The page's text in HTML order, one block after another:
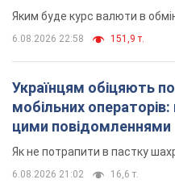
6.08.2026 21:02 16,6 т.
Найдорожчий
забив "Карабаху" вже
матчу. Відео
Поєдинок відбувається в
6.08.2026 20:48 6,9 т.